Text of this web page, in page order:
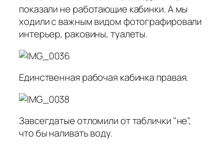
показали не работающие кабинки. А мы
ходили с важным видом фотографировали
интерьер, раковины, туалеты.
Единственная рабочая кабинка правая.
Завсегдатые отломили от таблички "не",
что бы наливать воду.